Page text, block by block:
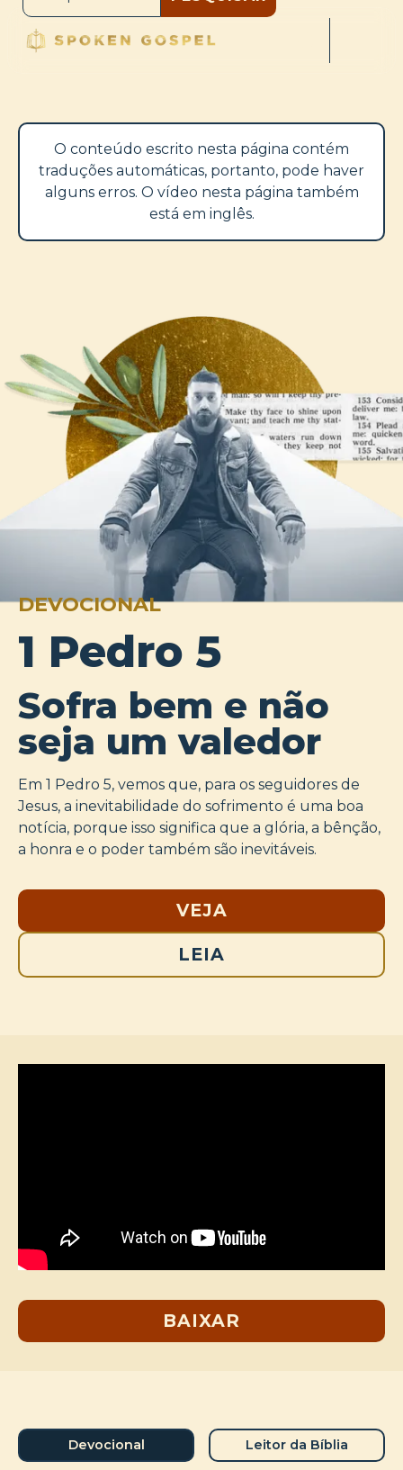
O conteúdo escrito nesta página contém
traduções automáticas, portanto, pode haver
alguns erros. O vídeo nesta página também
está em inglês.
DEVOCIONAL
1 Pedro 5
Sofra bem e não
seja um valedor
Em 1 Pedro 5, vemos que, para os seguidores de
Jesus, a inevitabilidade do sofrimento é uma boa
notícia, porque isso significa que a glória, a bênção,
a honra e o poder também são inevitáveis.
VEJA
LEIA
BAIXAR
Devocional Leitor da Bíblia